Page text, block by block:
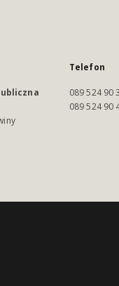
Telefon
089 524 90
089 524 90